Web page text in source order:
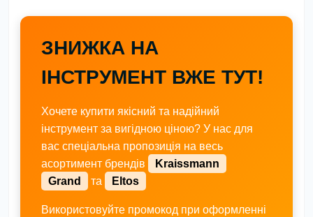
ЗНИЖКА НА
ІНСТРУМЕНТ ВЖЕ ТУТ!
Хочете купити якісний та надійний
інструмент за вигідною ціною? У нас для
вас спеціальна пропозиція на весь
асортимент брендів
Kraissmann
Grand
та Eltos
Використовуйте промокод при оформленні